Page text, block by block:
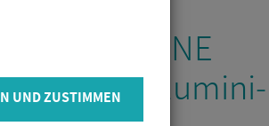
UND ZUSTIMMEN
SHELF LINE
Alu­mi­ni­